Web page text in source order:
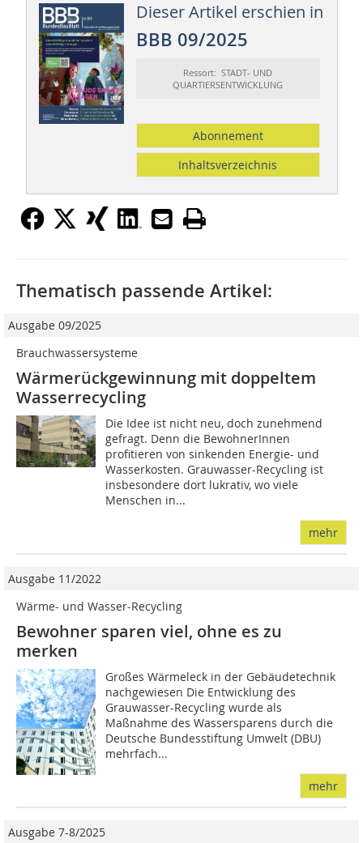
Dieser Artikel erschien in
BBB 09/2025
Ressort: STADT- UND
QUARTIERSENTWICKLUNG
Abonnement
Inhaltsverzeichnis
Thematisch passende Artikel:
Ausgabe 09/2025
Brauchwassersysteme
Wärmerückgewinnung mit doppeltem
Wasserrecycling
Die Idee ist nicht neu, doch zunehmend
gefragt. Denn die BewohnerInnen
profitieren von sinkenden Energie- und
Wasserkosten. Grauwasser-Recycling ist
insbesondere dort lukrativ, wo viele
Menschen in...
mehr
Ausgabe 11/2022
Wärme- und Wasser-Recycling
Bewohner sparen viel, ohne es zu
merken
Großes Wärmeleck in der Gebäudetechnik
nachgewiesen Die Entwicklung des
Grauwasser-Recycling wurde als
Maßnahme des Wassersparens durch die
Deutsche Bundesstiftung Umwelt (DBU)
mehrfach...
mehr
Ausgabe 7-8/2025